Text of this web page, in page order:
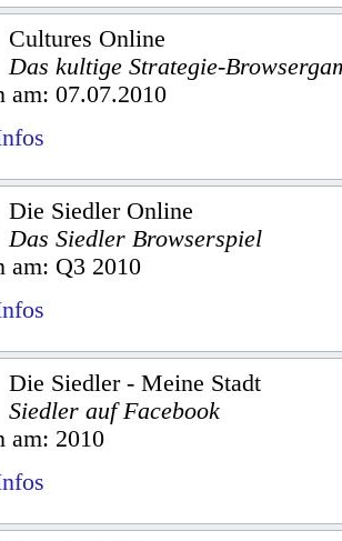
Cultures Online
Das kultige Strategie-
am: 07.07.2010
Die Siedler Online
Das Siedler Browserspiel
am: Q3 2010
Die Siedler - Meine Stadt
Siedler auf Facebook
am: 2010